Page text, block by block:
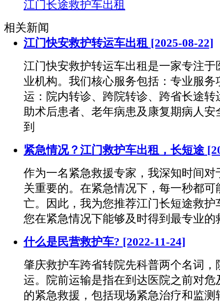
江门长途救护车出租
相关新闻
江门快安救护转运车出租 [2025-08-22]
江门快安救护转运车出租是一家专注于
业机构。我们核心服务包括：专业服务
运：院内转诊、跨院转诊、跨省长途转
助术后患者、老年病患及康复期病人安
到
紧急情况？江门救护车出租，长短途
作为一名紧急救援专家，我深知时间对
关重要的。在紧急情况下，每一秒都
亡。因此，我为您推荐江门长短途救护
您在紧急情况下能够及时得到最专业的
什么是民营救护车? [2022-11-24]
肇庆救护车跨省转院先科普两个名词，
运。院前运输是指在到达医院之前对危
的紧急救援，包括现场紧急治疗和监测